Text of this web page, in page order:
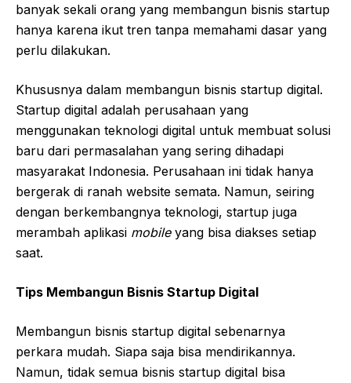
banyak sekali orang yang membangun bisnis startup
hanya karena ikut tren tanpa memahami dasar yang
perlu dilakukan.
Khususnya dalam membangun bisnis startup digital.
Startup digital adalah perusahaan yang
menggunakan teknologi digital untuk membuat solusi
baru dari permasalahan yang sering dihadapi
masyarakat Indonesia. Perusahaan ini tidak hanya
bergerak di ranah website semata. Namun, seiring
dengan berkembangnya teknologi, startup juga
merambah aplikasi mobileyang bisa diakses setiap
saat.
Tips Membangun Bisnis Startup Digital
Membangun bisnis startup digital sebenarnya
perkara mudah. Siapa saja bisa mendirikannya.
Namun, tidak semua bisnis startup digital bisa